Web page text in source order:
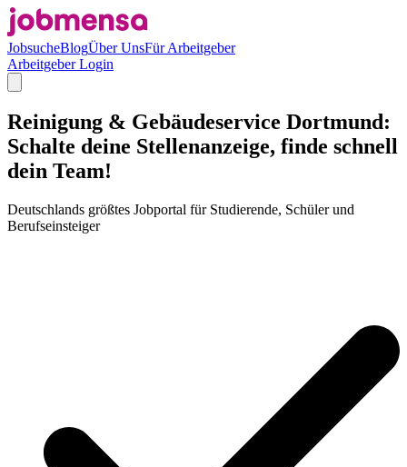
JobsucheBlogÜber UnsFür Arbeitgeber
Arbeitgeber Login
Reinigung & Gebäudeservice Dortmund:
Schalte deine Stellenanzeige, finde schnell
dein Team!
Deutschlands größtes Jobportal für Studierende, Schüler und
Berufseinsteiger